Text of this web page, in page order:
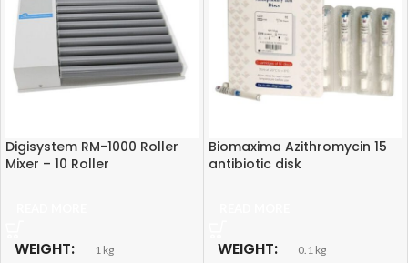
Digisystem RM-1000 Roller
Mixer – 10 Roller
WEIGHT 1 kg
Biomaxima Azithromycin 15
antibiotic disk
WEIGHT 0.1 kg